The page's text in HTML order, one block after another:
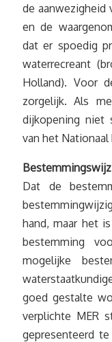
de aanwezigheid
en de
dat er spoedig
waterrecreant
Holland). Voor
zorgelijk. Als
dijkopening niet
van het
Dat de
hand, maar het
bestemming
mogelijke
goed gestalte
verplichte MER
gepresenteerd